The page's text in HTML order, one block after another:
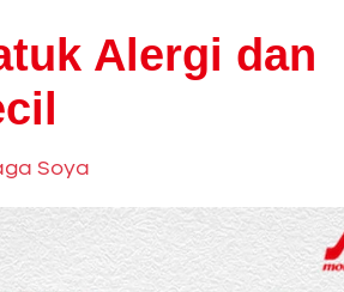
Alergi dan
Soya